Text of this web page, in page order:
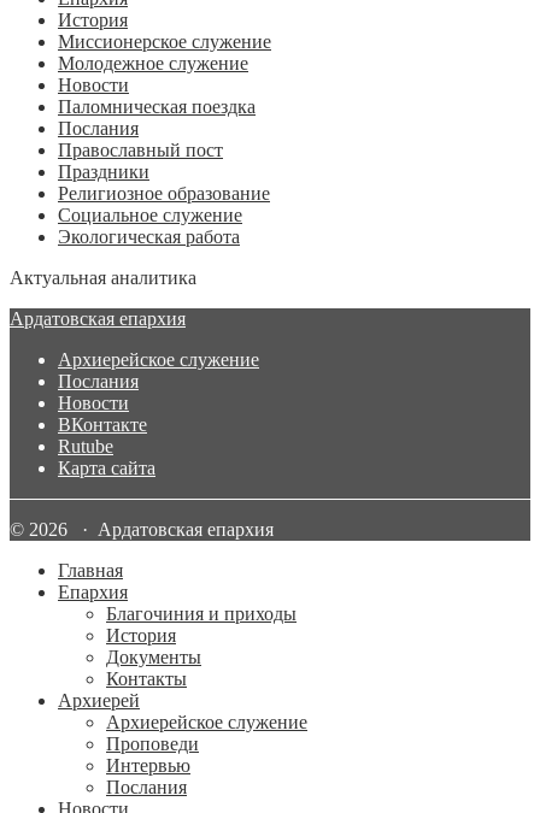
История
Миссионерское служение
Молодежное служение
Новости
Паломническая поездка
Послания
Православный пост
Праздники
Религиозное образование
Социальное служение
Экологическая работа
Актуальная аналитика
Ардатовская епархия
Архиерейское служение
Послания
Новости
ВКонтакте
Rutube
Карта сайта
© 2026 · Ардатовская епархия
Главная
Епархия
Благочиния и приходы
История
Документы
Контакты
Архиерей
Архиерейское служение
Проповеди
Интервью
Послания
Новости